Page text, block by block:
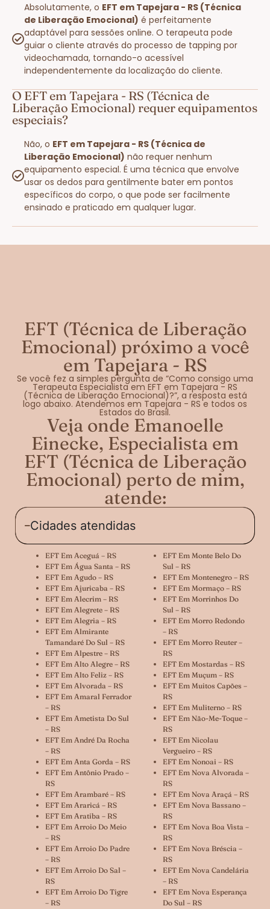
Absolutamente, o EFT em Tapejara - RS (Técnica
de Liberação Emocional) é perfeitamente
adaptável para sessões online. O terapeuta pode
guiar o cliente através do processo de tapping por
videochamada, tornando-o acessível
independentemente da localização do cliente.
O EFT em Tapejara - RS (Técnica de
Liberação Emocional) requer equipamentos
especiais?
Não, o EFT em Tapejara - RS (Técnica de
Liberação Emocional) não requer nenhum
equipamento especial. É uma técnica que envolve
usar os dedos para gentilmente bater em pontos
específicos do corpo, o que pode ser facilmente
ensinado e praticado em qualquer lugar.
EFT (Técnica de Liberação
Emocional) próximo a você
em Tapejara - RS
Se você fez a simples pergunta de “Como consigo uma
Terapeuta Especialista em EFT em Tapejara - RS
(Técnica de Liberação Emocional)?”, a resposta está
logo abaixo. Atendemos em Tapejara - RS e todos os
Estados do Brasil.
Veja onde Emanoelle
Einecke, Especialista em
EFT (Técnica de Liberação
Emocional) perto de mim,
atende:
Cidades atendidas
EFT Em Aceguá – RS
EFT Em Água Santa – RS
EFT Em Agudo – RS
EFT Em Ajuricaba – RS
EFT Em Alecrim – RS
EFT Em Alegrete – RS
EFT Em Alegria – RS
EFT Em Almirante
Tamandaré Do Sul – RS
EFT Em Alpestre – RS
EFT Em Alto Alegre – RS
EFT Em Alto Feliz – RS
EFT Em Alvorada – RS
EFT Em Amaral Ferrador
– RS
EFT Em Ametista Do Sul
– RS
EFT Em André Da Rocha
– RS
EFT Em Anta Gorda – RS
EFT Em Antônio Prado –
RS
EFT Em Arambaré – RS
EFT Em Araricá – RS
EFT Em Aratiba – RS
EFT Em Arroio Do Meio
– RS
EFT Em Arroio Do Padre
– RS
EFT Em Arroio Do Sal –
RS
EFT Em Arroio Do Tigre
– RS
EFT Em Monte Belo Do
Sul – RS
EFT Em Montenegro – RS
EFT Em Mormaço – RS
EFT Em Morrinhos Do
Sul – RS
EFT Em Morro Redondo
– RS
EFT Em Morro Reuter –
RS
EFT Em Mostardas – RS
EFT Em Muçum – RS
EFT Em Muitos Capões –
RS
EFT Em Muliterno – RS
EFT Em Não-Me-Toque –
RS
EFT Em Nicolau
Vergueiro – RS
EFT Em Nonoai – RS
EFT Em Nova Alvorada –
RS
EFT Em Nova Araçá – RS
EFT Em Nova Bassano –
RS
EFT Em Nova Boa Vista –
RS
EFT Em Nova Bréscia –
RS
EFT Em Nova Candelária
– RS
EFT Em Nova Esperança
Do Sul – RS